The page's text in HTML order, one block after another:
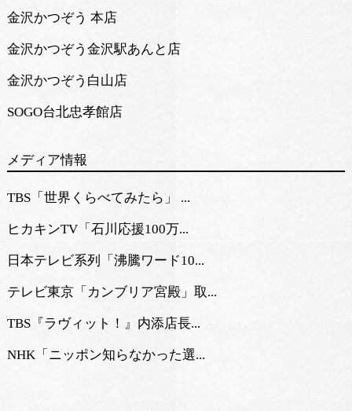
金沢かつぞう 本店
金沢かつぞう金沢駅あんと店
金沢かつぞう白山店
SOGO台北忠孝館店
メディア情報
TBS「世界くらべてみたら」 ...
ヒカキンTV「石川応援100万...
日本テレビ系列「沸騰ワード10...
テレビ東京「カンブリア宮殿」取...
TBS『ラヴィット！』内添店長...
NHK「ニッポン知らなかった選...